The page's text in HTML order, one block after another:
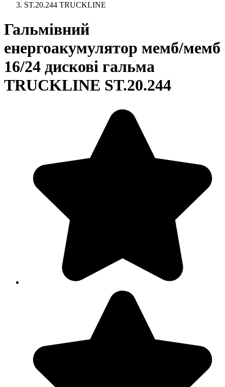
ST.20.244 TRUCKLINE
Гальмівний
енергоакумулятор мемб/мемб
16/24 дискові гальма
TRUCKLINE ST.20.244